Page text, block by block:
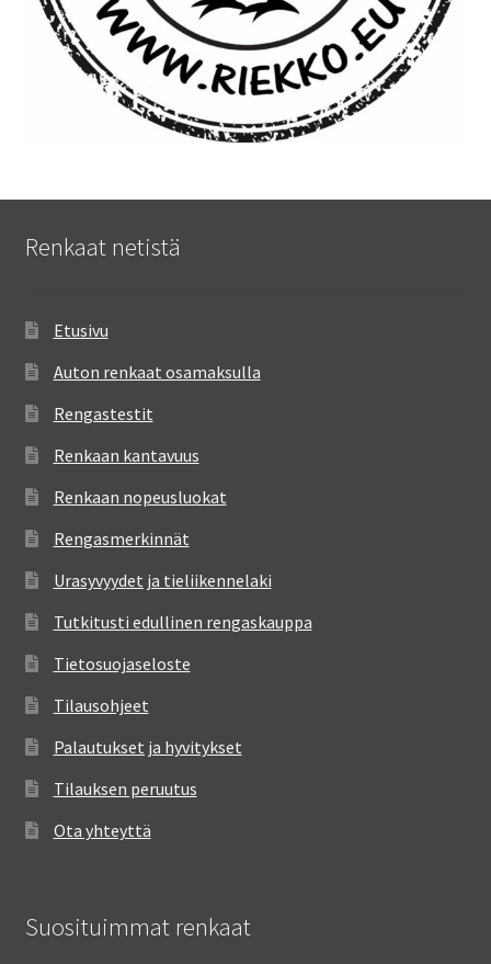
Renkaat netistä
Etusivu
Auton renkaat osamaksulla
Rengastestit
Renkaan kantavuus
Renkaan nopeusluokat
Rengasmerkinnät
Urasyvyydet ja tieliikennelaki
Tutkitusti edullinen rengaskauppa
Tietosuojaseloste
Tilausohjeet
Palautukset ja hyvitykset
Tilauksen peruutus
Ota yhteyttä
Suosituimmat renkaat